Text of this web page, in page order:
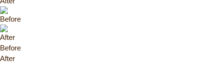
Before
After
Before
After